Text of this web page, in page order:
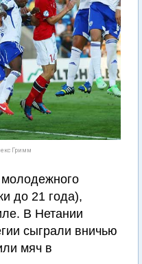
Гримм
до 21 года),
В Нетании
сыграли вничью
мяч в